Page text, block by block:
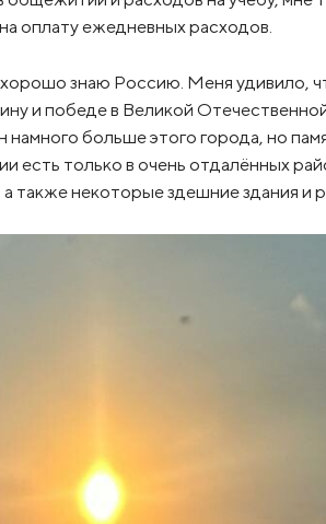
оплату ежедневных расходов.
знаю Россию. Меня удивило,
и победе в Великой
больше этого города, но
есть только в очень отдалённых
также некоторые здешние здания и